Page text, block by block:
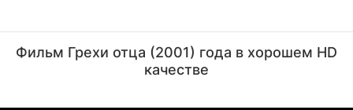
(Michael Hunter)
(Troy Pasternak)
Фильм Грехи отца (2001) года в хорошем HD
качестве